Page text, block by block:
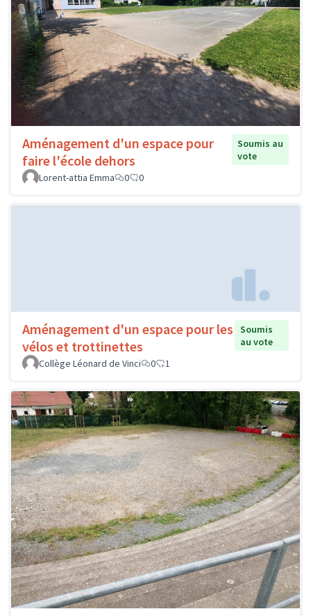
Aménagement d'un espace pour
faire l'école dehors
Soumis au
vote
Lorent-attia Emma
0 0
Aménagement d'un espace pour les
vélos et trottinettes
Soumis
au vote
Collège Léonard de Vinci
0 1